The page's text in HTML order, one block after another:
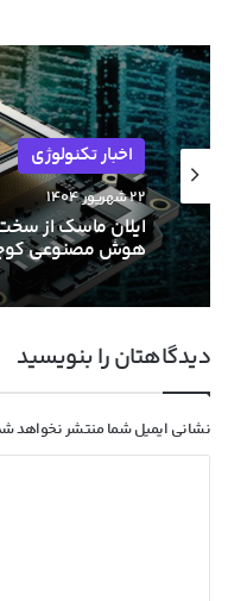
اخبار تکنولوژی
۲۲ شهریور ۱۴۰۴
هوش مصنوعی
دیدگاهتان را بنویسید
نشانی ایمیل شما منتشر نخواهد